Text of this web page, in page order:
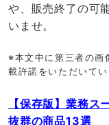
や、販売終了の可
いませ。
※本文中に第三者の画
載許諾をいただいてい
【保存版】業務
抜群の商品13選